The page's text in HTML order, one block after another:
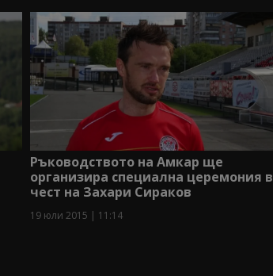
Ръководството на Амкар ще
организира специална церемония в
чест на Захари Сираков
19 юли 2015 | 11:14